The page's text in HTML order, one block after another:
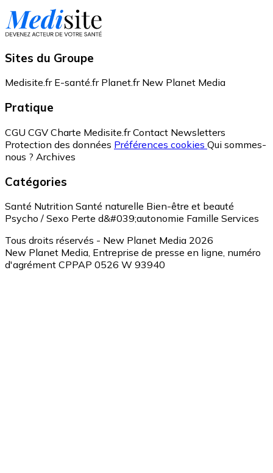
Sites du Groupe
Medisite.fr E-santé.fr Planet.fr New Planet Media
Pratique
CGU CGV Charte Medisite.fr Contact Newsletters
Protection des données Préférences cookies Qui sommes-
nous ? Archives
Catégories
Santé Nutrition Santé naturelle Bien-être et beauté
Psycho / Sexo Perte d&#039;autonomie Famille Services
Tous droits réservés - New Planet Media 2026
New Planet Media, Entreprise de presse en ligne, numéro
d'agrément CPPAP 0526 W 93940